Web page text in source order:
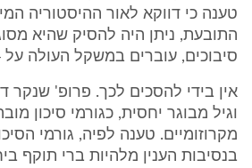
טענה כי דווקא לאור ההיסטוריה
התובעת, ניתן היה להסיק שהיא
סיבוכים, עוברים במשקל העולה על 4 ק"ג.
אין בידי להסכים לכך. פרופ' שנקר
וגיל מבוגר יחסית, כגורמי סיכון
מקרוזומיים. טענה לפיה, גורמי
בנסיבות הענין מלהיות ברי תוקף